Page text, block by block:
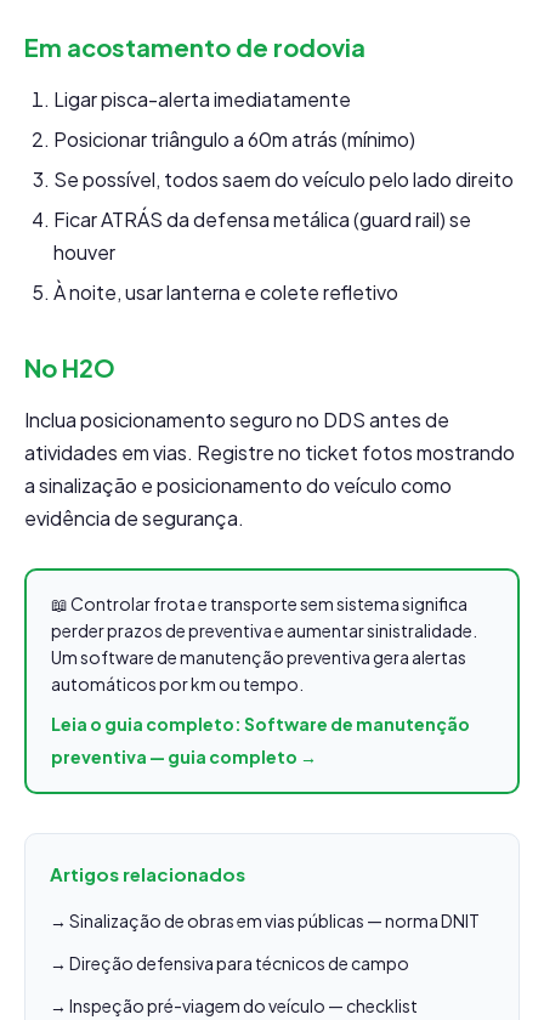
Em acostamento de rodovia
Ligar pisca-alerta imediatamente
Posicionar triângulo a 60m atrás (mínimo)
Se possível, todos saem do veículo pelo lado direito
Ficar ATRÁS da defensa metálica (guard rail) se
houver
À noite, usar lanterna e colete refletivo
No H2O
Inclua posicionamento seguro no DDS antes de
atividades em vias. Registre no ticket fotos mostrando
a sinalização e posicionamento do veículo como
evidência de segurança.
📖 Controlar frota e transporte sem sistema significa
perder prazos de preventiva e aumentar sinistralidade.
Um software de manutenção preventiva gera alertas
automáticos por km ou tempo.
Leia o guia completo: Software de manutenção
preventiva — guia completo →
Artigos relacionados
→ Sinalização de obras em vias públicas — norma DNIT
→ Direção defensiva para técnicos de campo
→ Inspeção pré-viagem do veículo — checklist